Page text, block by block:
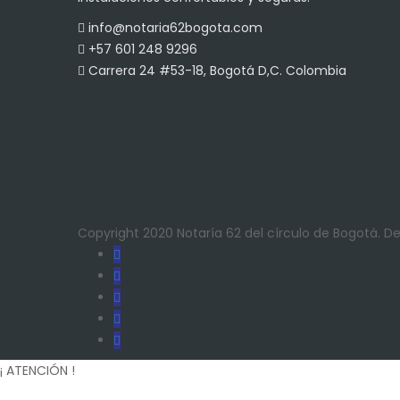
info@notaria62bogota.com
+57 601 248 9296
Carrera 24 #53-18, Bogotá D,C. Colombia
Copyright 2020 Notaría 62 del círculo de Bogotá.
¡ ATENCIÓN !